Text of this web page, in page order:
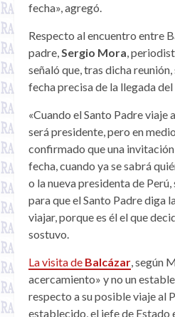
fecha», agregó.
Respecto al encuentro entre
padre,Sergio Mora,
señaló que, tras dicha
fecha precisa de la llegada
«Cuando el Santo Padre viaje a
será presidente, pero en
confirmado que una
fecha, cuando ya se sabrá
o la nueva presidenta de
para que el Santo Padre diga
viajar, porque es él el que
sostuvo.
La visita de Balcázar, según
acercamiento» y no un
respecto a su posible viaje al
establecido, el jefe de Estado